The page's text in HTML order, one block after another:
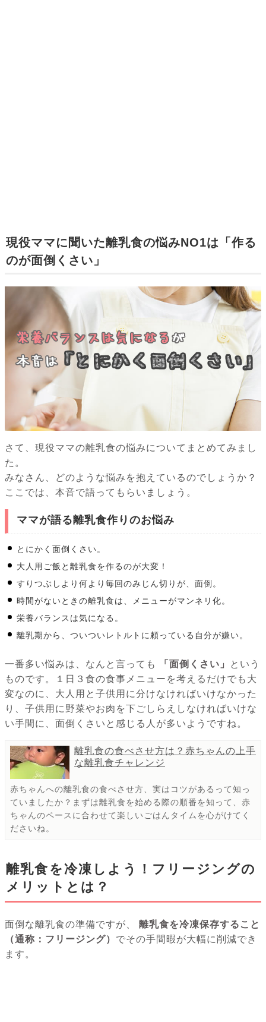
現役ママに聞いた離乳食の悩みNO1は「作る
のが面倒くさい」
さて、現役ママの離乳食の悩みについてまとめてみまし
た。
みなさん、どのような悩みを抱えているのでしょうか？
ここでは、本音で語ってもらいましょう。
ママが語る離乳食作りのお悩み
とにかく面倒くさい。
大人用ご飯と離乳食を作るのが大変！
すりつぶしより何より毎回のみじん切りが、面倒。
時間がないときの離乳食は、メニューがマンネリ化。
栄養バランスは気になる。
離乳期から、ついついレトルトに頼っている自分が嫌い。
一番多い悩みは、なんと言っても 「面倒くさい」
という
ものです。１日３食の食事メニューを考えるだけでも大
変なのに、大人用と子供用に分けなければいけなかった
り、子供用に野菜やお肉を下ごしらえしなければいけな
い手間に、面倒くさいと感じる人が多いようですね。
離乳食の食べさせ方は？赤ちゃんの上手
な離乳食チャレンジ
赤ちゃんへの離乳食の食べさせ方、実はコツがあるって知っ
ていましたか？まずは離乳食を始める際の順番を知って、赤
ちゃんのペースに合わせて楽しいごはんタイムを心がけてく
ださいね。
離乳食を冷凍しよう！フリージングの
メリットとは？
面倒な離乳食の準備ですが、
離乳食を冷凍保存すること
（通称：フリージング） でその手間暇が大幅に削減でき
ます。